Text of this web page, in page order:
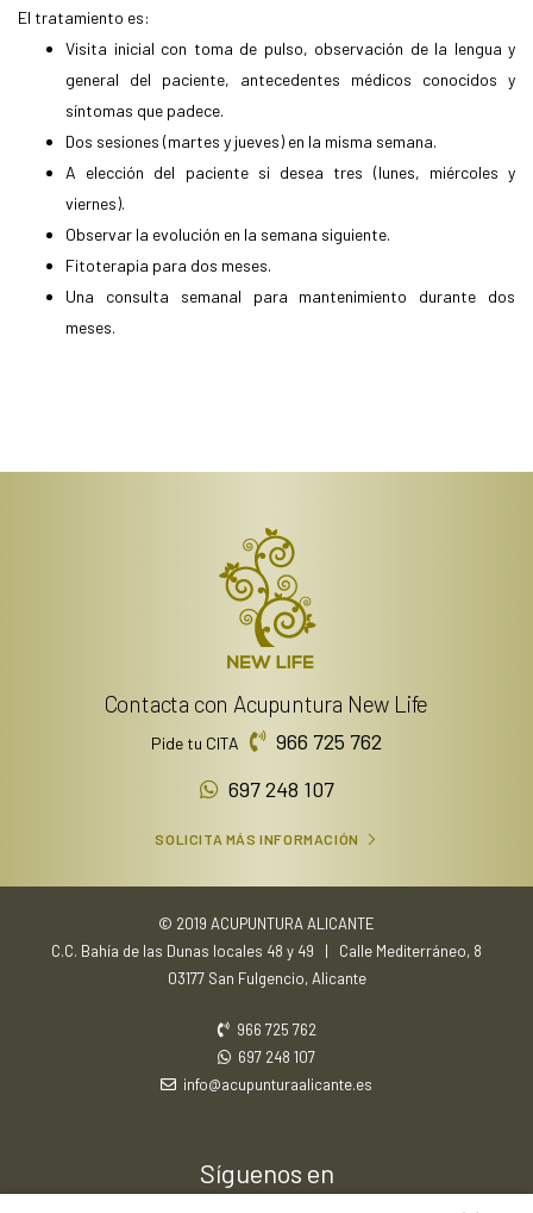
El tratamiento es:
Visita inicial con toma de pulso, observación de la lengua y
general del paciente, antecedentes médicos conocidos y
síntomas que padece.
Dos sesiones (martes y jueves) en la misma semana.
A elección del paciente si desea tres (lunes, miércoles y
viernes).
Observar la evolución en la semana siguiente.
Fitoterapia para dos meses.
Una consulta semanal para mantenimiento durante dos
meses.
Contacta con Acupuntura New Life
Pide tu CITA
966 725 762
697 248 107
SOLICITA MÁS INFORMACIÓN
© 2019 ACUPUNTURA ALICANTE
C.C. Bahía de las Dunas locales 48 y 49 | Calle Mediterráneo, 8
03177 San Fulgencio, Alicante
966 725 762
697 248 107
info@acupunturaalicante.es
Síguenos en